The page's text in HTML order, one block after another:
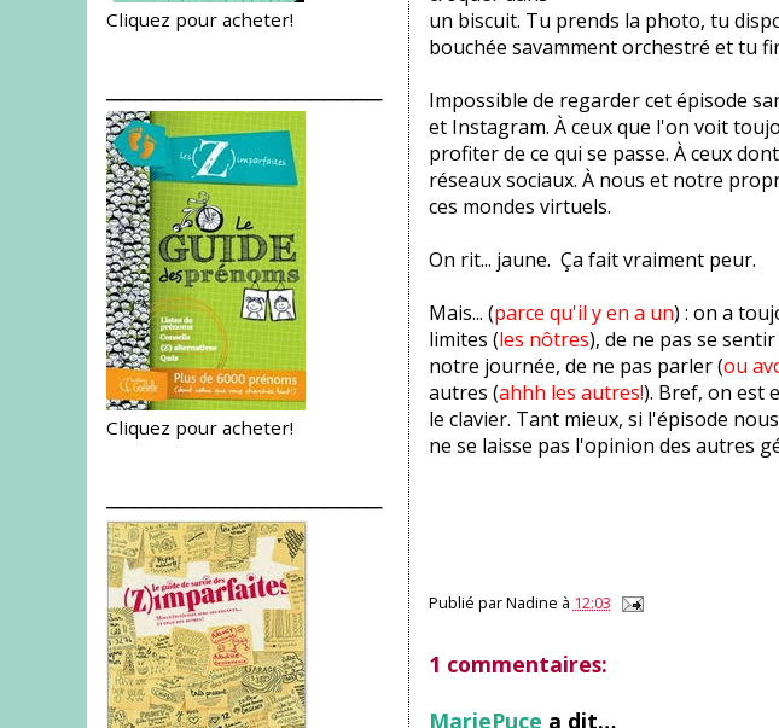
Cliquez pour acheter!
Cliquez pour acheter!
un biscuit. Tu prends la photo, tu
bouchée savamment orchestré et tu
Impossible de regarder cet épisode
et Instagram. À ceux que l'on voit
profiter de ce qui se passe. À ceux
réseaux sociaux. À nous et notre
ces mondes virtuels.
On rit... jaune. Ça fait vraiment peur.
Mais... (parce qu'il y en a un) : on a
limites (les nôtres), de ne pas se
notre journée, de ne pas parler (ou
autres (ahhh les autres!). Bref, on est
le clavier. Tant mieux, si l'épisode
ne se laisse pas l'opinion des autres
Publié parNadine à 12:03
1 commentaires:
MariePuce a dit…